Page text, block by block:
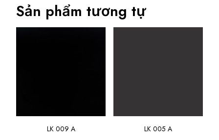
Sản phẩm tương tự
LK 009 A LK 005 A